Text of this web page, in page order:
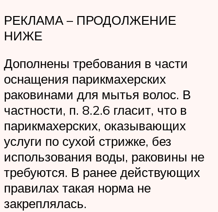
РЕКЛАМА – ПРОДОЛЖЕНИЕ
НИЖЕ
Дополнены требования в части
оснащения парикмахерских
раковинами для мытья волос. В
частности, п. 8.2.6 гласит, что в
парикмахерских, оказывающих
услуги по сухой стрижке, без
использования воды, раковины не
требуются. В ранее действующих
правилах такая норма не
закреплялась.